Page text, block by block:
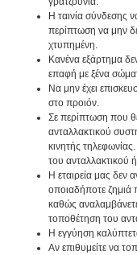
Η ταινία σύνδεσης
περίπτωση να μην
χτυπημένη.
Κανένα εξάρτημα
επαφή με ξένα
Να μην έχει
στο προιόν.
Σε περίπτωση που
ανταλλακτικού
κινητής
του ανταλλακτικού
Η εταιρεία μας δεν
οποιαδήποτε ζημιά
καθώς
τοποθέτηση του
Η εγγύηση
Αν επιθυμείτε να